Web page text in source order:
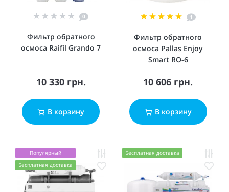
0
Фильтр обратного
осмоса Raifil Grando 7
10 330 грн.
В корзину
1
Фильтр обратного
осмоса Pallas Enjoy
Smart RO-6
10 606 грн.
В корзину
Популярный
Бесплатная доставка
Бесплатная доставка